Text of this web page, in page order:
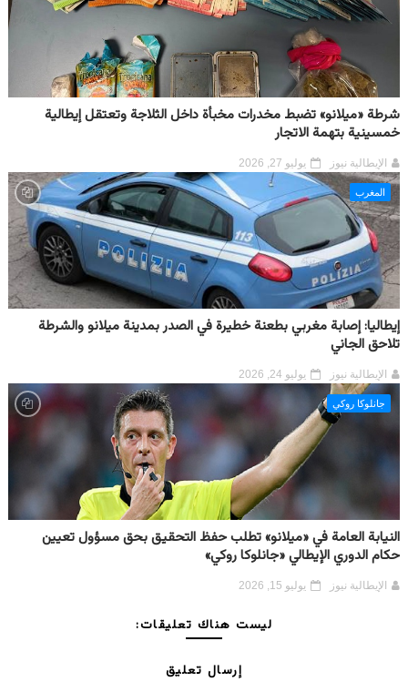
شرطة «ميلانو» تضبط مخدرات مخبأة داخل الثلاجة وتعتقل إيطالية
خمسينية بتهمة الاتجار
الإيطالية نيوز يوليو 27, 2026
المغرب
إيطاليا: إصابة مغربي بطعنة خطيرة في الصدر بمدينة ميلانو والشرطة
تلاحق الجاني
الإيطالية نيوز يوليو 24, 2026
جانلوكا روكي
النيابة العامة في «ميلانو» تطلب حفظ التحقيق بحق مسؤول تعيين
حكام الدوري الإيطالي «جانلوكا روكي»
الإيطالية نيوز يوليو 15, 2026
ليست هناك تعليقات:
إرسال تعليق